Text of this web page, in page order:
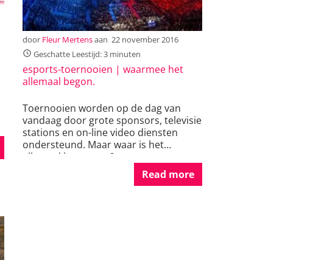
door Fleur Mertensaan22 november 2016
Geschatte Leestijd: 3 minuten
esports-toernooien | waarmee het
allemaal begon.
Toernooien worden op de dag van
vandaag door grote sponsors, televisie
stations en on-line video diensten
ondersteund. Maar waar is het
allemaal begonnen?
Read more